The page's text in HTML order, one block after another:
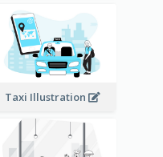
Taxi Illustration